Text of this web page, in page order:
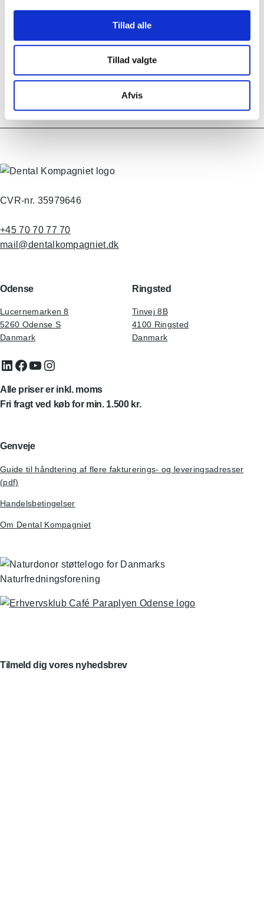
Tillad alle
Tillad valgte
Afvis
Kursus
CVR-nr. 35979646
+45 70 70 77 70
mail@dentalkompagniet.dk
Odense
Lucernemarken 8
5260 Odense S
Danmark
Ringsted
Tinvej 8B
4100 Ringsted
Danmark
LinkedIn Facebook YouTube Instagram
Alle priser er inkl. moms
Fri fragt ved køb for min. 1.500 kr.
Genveje
Guide til håndtering af flere fakturerings- og leveringsadresser
(pdf)
Handelsbetingelser
Om Dental Kompagniet
Tilmeld dig vores nyhedsbrev